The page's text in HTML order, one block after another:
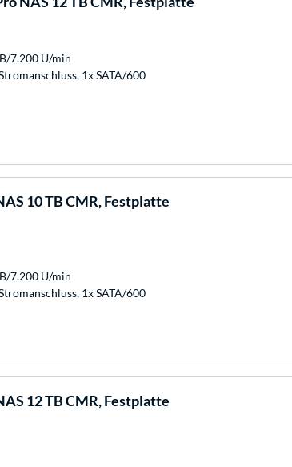
7.200 U/min
1x SATA/600
10 TB CMR, Festplatte
7.200 U/min
1x SATA/600
12 TB CMR, Festplatte